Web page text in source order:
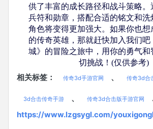
供了丰富的成长路径和战斗策略。
兵符和勋章，搭配合适的铭文和洗
角色将变得更加强大。如果你也想
的传奇英雄，那就赶快加入我们吧
城》的冒险之旅中，用你的勇气和
切挑战！(仅供参考)
相关标签： 传奇3d手游官网 、 传奇3d合
3d合击传奇手游 、 传奇3d合击版手游官网
https://www.lzgsygl.com/